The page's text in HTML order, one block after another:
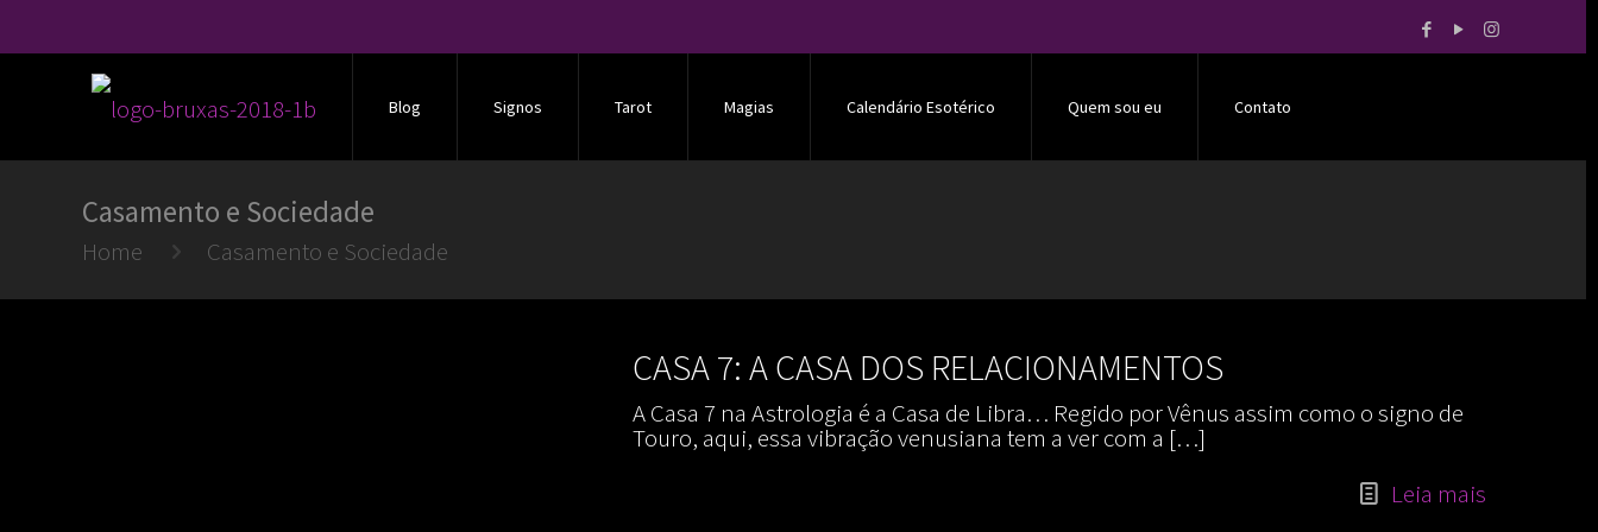
Blog Signos Tarot Magias Calendário Esotérico Quem sou eu Contato
Casamento e Sociedade
Home Casamento e Sociedade
CASA 7: A CASA DOS RELACIONAMENTOS
A Casa 7 na Astrologia é a Casa de Libra… Regido por Vênus assim como o signo de
Touro, aqui, essa vibração venusiana tem a ver com a […]
Leia mais